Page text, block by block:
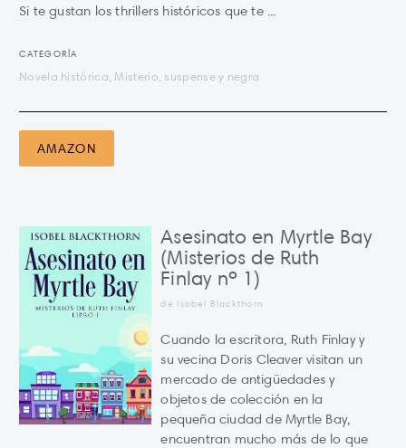
Si te gustan los thrillers históricos que te ...
CATEGORÍA
Novela histórica, Misterio, suspense y negra
AMAZON
Asesinato en Myrtle Bay
(Misterios de Ruth
Finlay nº 1)
de Isobel Blackthorn
Cuando la escritora, Ruth Finlay y
su vecina Doris Cleaver visitan un
mercado de antigüedades y
objetos de colección en la
pequeña ciudad de Myrtle Bay,
encuentran mucho más de lo que